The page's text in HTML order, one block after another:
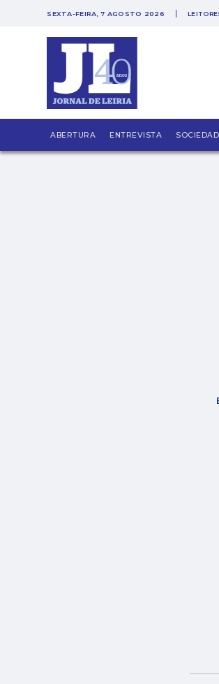
SEXTA-FEIRA, 7 AGOSTO 2026
ABERTURA ENTREVISTA
As incoerências de existir em